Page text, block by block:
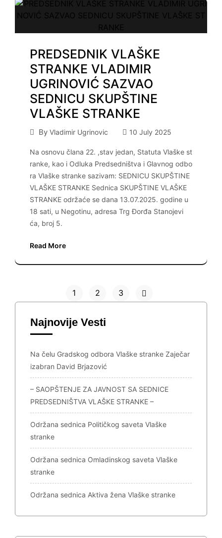
PREDSEDNIK VLAŠKE
STRANKE VLADIMIR
UGRINOVIĆ SAZVAO
SEDNICU SKUPŠTINE
VLAŠKE STRANKE
By Vladimir Ugrinovic 10 July 2025
Na osnovu člana 22. ,stav jedan, Statuta Vlaške st
ranke, kao i Odluka Predsedništva i Glavnog odbo
ra Vlaške stranke sazivam: SEDNICU SKUPŠTINE
VLAŠKE STRANKE Sednica SKUPŠTINE VLAŠKE
STRANKE održaće se dana 13.07.2025. godine u
18 sati, u Negotinu, adresa Trg Đorđa Stanojevi
ća, broj 5.
Read More
1 2 3
Najnovije Vesti
Na čelu Gradskog odbora Vlaške stranke Zaječar
izabran David Brjazović
– SAOPŠTENJE ZA JAVNOST SA SEDNICE
PREDSEDNIŠTVA VLAŠKE STRANKE –
Održana sednica Političkog saveta Vlaške
stranke
Održana sednica Omladinskog saveta Vlaške
stranke
Održana sednica Aktiva žena Vlaške stranke